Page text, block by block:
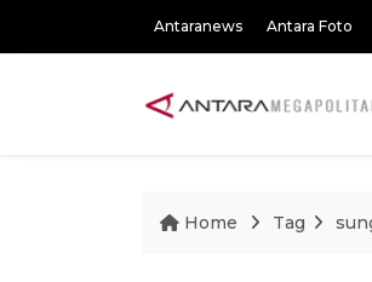
Antaranews Antara Foto
Home Tag